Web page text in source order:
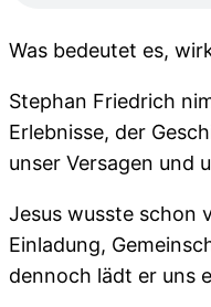
Was bedeutet es,
Stephan Friedrich
Erlebnisse, der
unser Versagen und
Jesus wusste schon
Einladung,
dennoch lädt er uns